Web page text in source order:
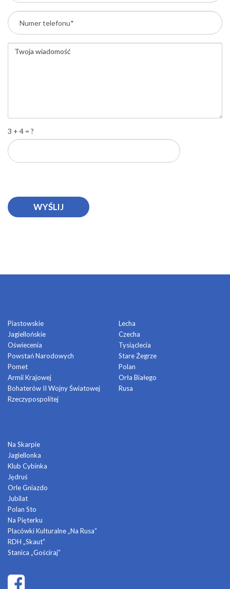
3 + 4 = ?
Piastowskie
Jagiellońskie
Oświecenia
Powstań Narodowych
Pomet
Armii Krajowej
Bohaterów II Wojny Światowej
Rzeczypospolitej
Lecha
Czecha
Tysiąclecia
Stare Żegrze
Polan
Orła Białego
Rusa
Na Skarpie
Jagiellonka
Klub Cybinka
Jędruś
Orle Gniazdo
Jubilat
Polan Sto
Na Pięterku
Placówki Kulturalne „Na Rusa”
RDH „Skaut”
Stanica „Gościraj”